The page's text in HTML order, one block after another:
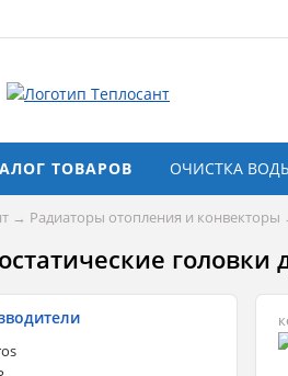
ТОВАРОВ ОЧИСТКА
→ Радиаторы отопления и конвекторы
головки